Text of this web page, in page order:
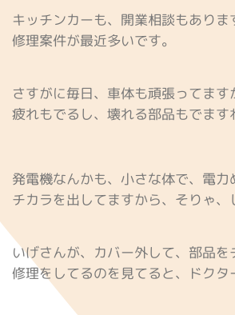
キッチンカーも、開業相談もありま
修理案件が最近多いです。
さすがに毎日、車体も頑張ってます
疲れもでるし、壊れる部品もでます
発電機なんかも、小さな体で、電力
チカラを出してますから、そりゃ、
いげさんが、カバー外して、部品を
修理をしてるのを見てると、ドクタ